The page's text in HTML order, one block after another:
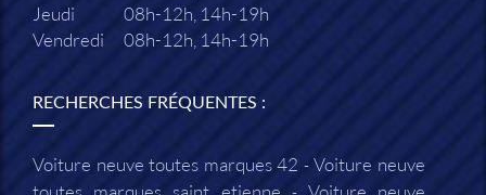
Jeudi
08h-12h, 14h-19h
Vendredi
08h-12h, 14h-19h
RECHERCHES FRÉQUENTES :
Voiture neuve toutes marques 42
Voiture neuve